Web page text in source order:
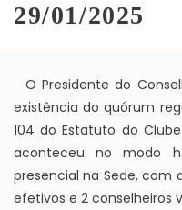
29/01/2025
O Presidente do
existência do quórum
104 do Estatuto do
aconteceu no modo
presencial na Sede, com
efetivos e 2 conselheiros